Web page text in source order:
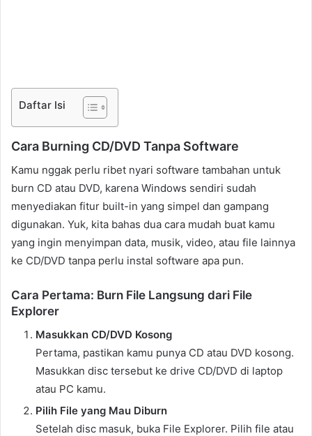
Daftar Isi
Cara Burning CD/DVD Tanpa Software
Kamu nggak perlu ribet nyari software tambahan untuk
burn CD atau DVD, karena Windows sendiri sudah
menyediakan fitur built-in yang simpel dan gampang
digunakan. Yuk, kita bahas dua cara mudah buat kamu
yang ingin menyimpan data, musik, video, atau file lainnya
ke CD/DVD tanpa perlu instal software apa pun.
Cara Pertama: Burn File Langsung dari File
Explorer
Masukkan CD/DVD Kosong
Pertama, pastikan kamu punya CD atau DVD kosong.
Masukkan disc tersebut ke drive CD/DVD di laptop
atau PC kamu.
Pilih File yang Mau Diburn
Setelah disc masuk, buka File Explorer. Pilih file atau